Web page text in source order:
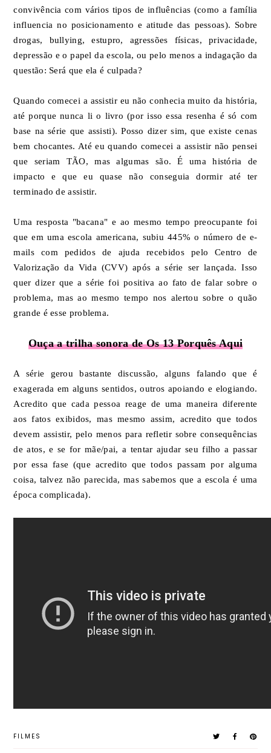
convivência com vários tipos de influências (como a família
influencia no posicionamento e atitude das pessoas). Sobre
drogas, bullying, estupro, agressões físicas, privacidade,
depressão e o papel da escola, ou pelo menos a indagação da
questão: Será que ela é culpada?
Quando comecei a assistir eu não conhecia muito da história,
até porque nunca li o livro (por isso essa resenha é só com
base na série que assisti). Posso dizer sim, que existe cenas
bem chocantes. Até eu quando comecei a assistir não pensei
que seriam TÃO, mas algumas são. É uma história de
impacto e que eu quase não conseguia dormir até ter
terminado de assistir.
Uma resposta "bacana" e ao mesmo tempo preocupante foi
que em uma escola americana, subiu 445% o número de e-
mails com pedidos de ajuda recebidos pelo Centro de
Valorização da Vida (CVV) após a série ser lançada. Isso
quer dizer que a série foi positiva ao fato de falar sobre o
problema, mas ao mesmo tempo nos alertou sobre o quão
grande é esse problema.
Ouça a trilha sonora de Os 13 Porquês Aqui
A série gerou bastante discussão, alguns falando que é
exagerada em alguns sentidos, outros apoiando e elogiando.
Acredito que cada pessoa reage de uma maneira diferente
aos fatos exibidos, mas mesmo assim, acredito que todos
devem assistir, pelo menos para refletir sobre consequências
de atos, e se for mãe/pai, a tentar ajudar seu filho a passar
por essa fase (que acredito que todos passam por alguma
coisa, talvez não parecida, mas sabemos que a escola é uma
época complicada).
FILMES